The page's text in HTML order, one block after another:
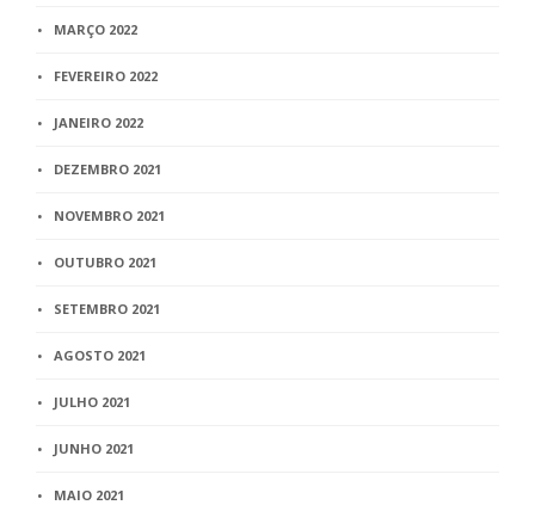
MARÇO 2022
FEVEREIRO 2022
JANEIRO 2022
DEZEMBRO 2021
NOVEMBRO 2021
OUTUBRO 2021
SETEMBRO 2021
AGOSTO 2021
JULHO 2021
JUNHO 2021
MAIO 2021